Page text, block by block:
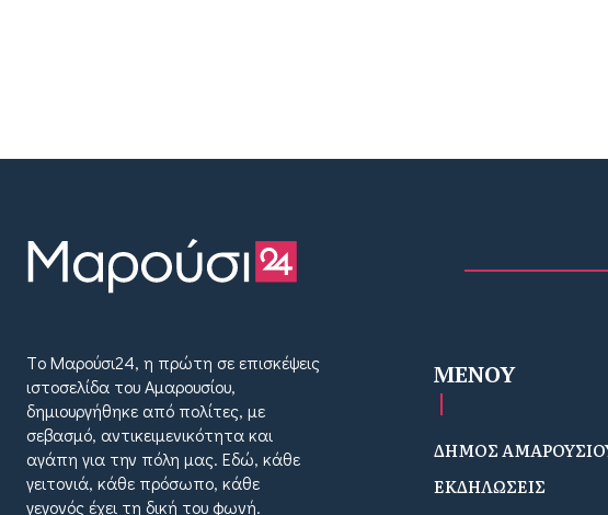
Tο Μαρούσι24, η πρώτη σε επισκέψεις
ιστοσελίδα του Αμαρουσίου,
δημιουργήθηκε από πολίτες, με
σεβασμό, αντικειμενικότητα και
αγάπη για την πόλη μας. Εδώ, κάθε
γειτονιά, κάθε πρόσωπο, κάθε
γεγονός έχει τη δική του φωνή.
MENOY
ΔΗΜΟΣ
ΕΚΔΗΛΩΣΕΙΣ